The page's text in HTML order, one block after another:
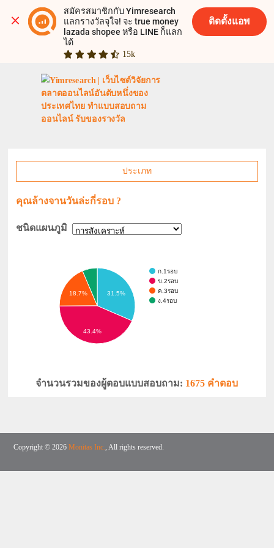
สมัครสมาชิกกับ Yimresearch
แลกรางวัลจุใจ! จะ true money
lazada shopee หรือ LINE ก็แลก
ได้
15k
ติดตั้งแอพ
ประเภท
คุณล้างจานวันล่ะกี่รอบ ?
ชนิดแผนภูมิ
ก.1รอบ
ข.2รอบ
ค.3รอบ
ง.4รอบ
31.5%
18.7%
43.4%
จำนวนรวมของผู้ตอบแบบสอบถาม: 1675 คำตอบ
Copyright © 2026Monitas Inc., All rights reserved.